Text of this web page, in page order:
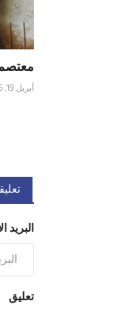
معتصم
أبريل 19, 2026
البريد
تعليق